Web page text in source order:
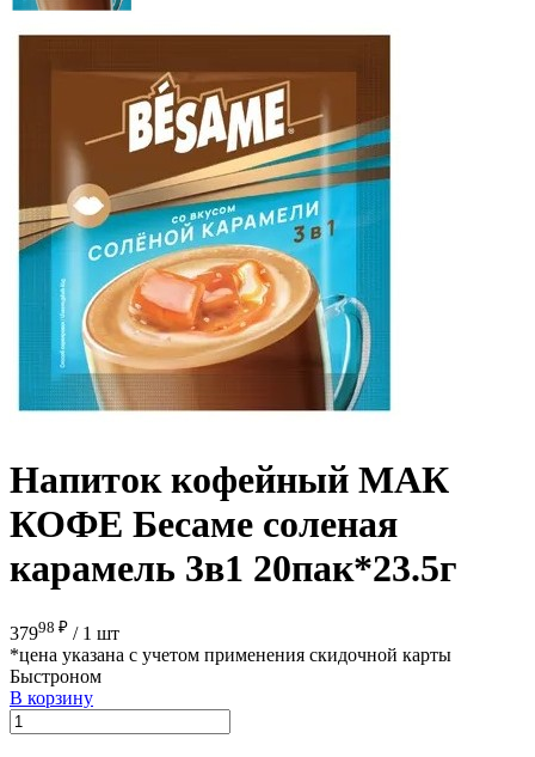
Напиток кофейный МАК
КОФЕ Бесаме соленая
карамель 3в1 20пак*23.5г
37998 ₽ / 1 шт
*цена указана с учетом применения скидочной карты
Быстроном
В корзину